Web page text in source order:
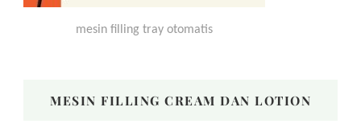
mesin filling tray otomatis
MESIN FILLING CREAM DAN LOTION